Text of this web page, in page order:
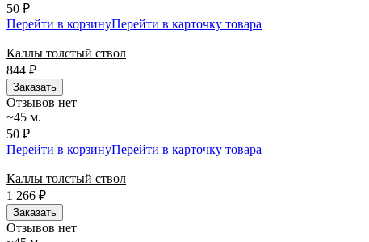
50 ₽
Перейти в корзинуПерейти в карточку товара
Каллы толстый ствол
844 ₽
Заказать
Отзывов нет
~45 м.
50 ₽
Перейти в корзинуПерейти в карточку товара
Каллы толстый ствол
1 266 ₽
Заказать
Отзывов нет